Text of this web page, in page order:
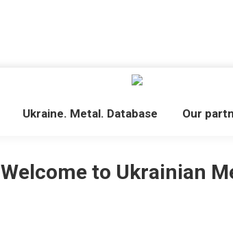
Ukraine. Metal. Database Our
Welcome to Ukrainian